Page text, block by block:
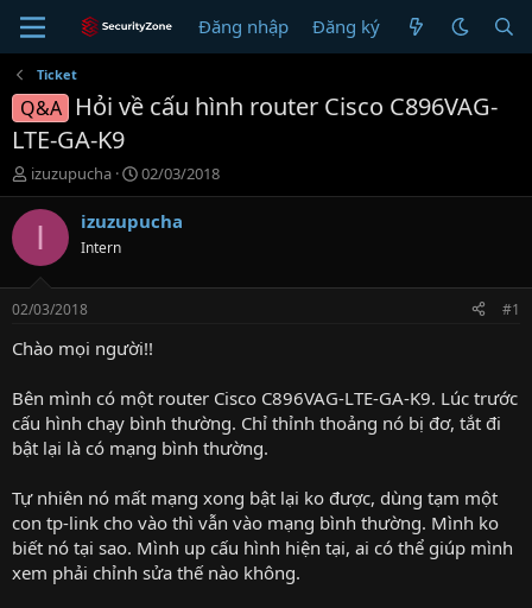
Đăng nhập Đăng ký
Ticket
Q&A
Hỏi về cấu hình router Cisco C896VAG-
LTE-GA-K9
T
h
r
d
s
t
a
e
r
izuzupucha
N
g
à
02/03/2018
I izuzupucha
Intern
02/03/2018 #1
Chào mọi người!!
Bên mình có một router Cisco C896VAG-LTE-GA-K9. Lúc trước
cấu hình chạy bình thường. Chỉ thỉnh thoảng nó bị đơ, tắt đi
bật lại là có mạng bình thường.
Tự nhiên nó mất mạng xong bật lại ko được, dùng tạm một
con tp-link cho vào thì vẫn vào mạng bình thường. Mình ko
biết nó tại sao. Mình up cấu hình hiện tại, ai có thể giúp mình
xem phải chỉnh sửa thế nào không.